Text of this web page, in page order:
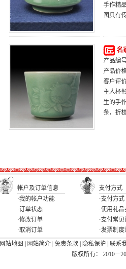
手作精
图具有
名
产品编
产品价
客户评
主人杯
生的手
条，折
帐户及订单信息
支付方式
·我的帐户功能
·订单状态
·修改订单
·取消订单
·支付方式
·使用礼品
·支付常
·发票制
网站地图
网站简介 免责条款 隐私保护
联系
版权所有： 2010－